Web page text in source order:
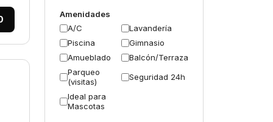
Amenidades
A/C
Lavandería
Piscina
Gimnasio
Amueblado
Balcón/Terraza
Parqueo
(visitas)
Seguridad 24h
Ideal para
Mascotas